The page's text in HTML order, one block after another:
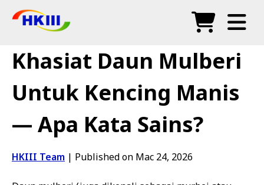
Soalan Lazim
Blog
Agen Sah
Kedai
Khasiat Daun Mulberi
Untuk Kencing Manis
— Apa Kata Sains?
HKIII Team | Published on Mac 24, 2026